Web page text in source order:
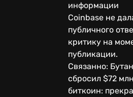
информации
Coinbase не
публичного
критику на
публикации.
Связанно:
сбросил $72
биткоин: